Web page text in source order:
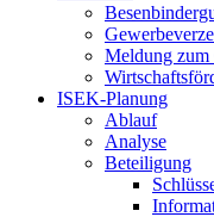
Meldung zum
ISEK-Planung
Ablauf
Analyse
Beteiligung